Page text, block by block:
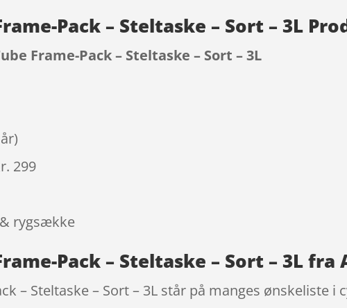
Pack – Steltaske – Sort – 3L
Frame-Pack – Steltaske – Sort – 3L
299
rygsække
Pack – Steltaske – Sort – 3L fra
– Steltaske – Sort – 3L står på manges ønskeliste i